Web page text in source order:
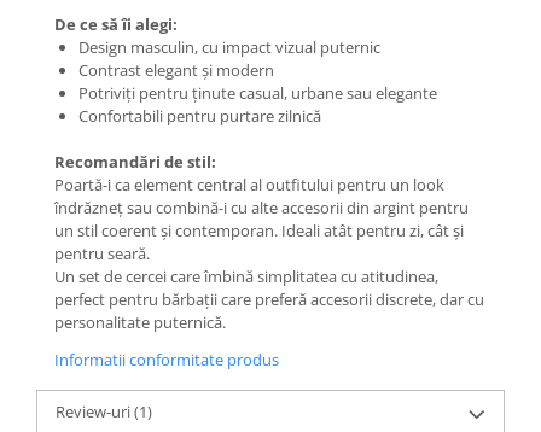
BRĂȚĂRI CU ȘNUR REGLABIL
Brățări din Aur cu șnur reglabil
Brățări din Argint cu șnur reglabil
BRĂȚĂRI CU PIETRE SEMIPREȚIOASE
Brățări din Aur cu pietre
semiprețioase
Brățări din Argint cu pietre
semiprețioase
Brățări elastice cu pietre
semiprețioase
BRĂȚĂRI DE PICIOR
Brățări de picior din Aur
Brățări de picior din Argint
De ce să îi alegi:
Design masculin, cu impact vizual puternic
Contrast elegant și modern
Potriviți pentru ținute casual, urbane sau elegante
Confortabili pentru purtare zilnică
Recomandări de stil:
Poartă-i ca element central al outfitului pentru un look
îndrăzneț sau combină-i cu alte accesorii din argint pentru
un stil coerent și contemporan. Ideali atât pentru zi, cât și
pentru seară.
Un set de cercei care îmbină simplitatea cu atitudinea,
perfect pentru bărbații care preferă accesorii discrete, dar cu
personalitate puternică.
Informatii conformitate produs
Review-uri(1)